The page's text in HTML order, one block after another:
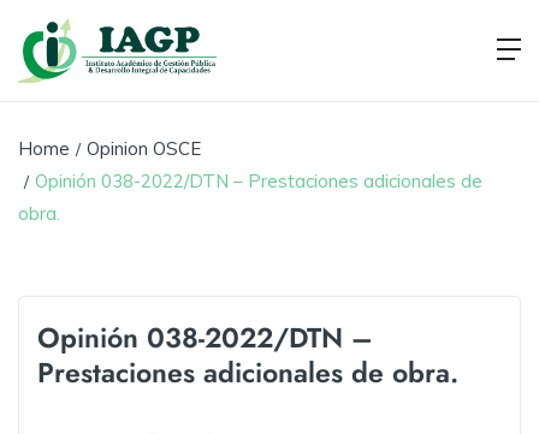
Home
Opinion OSCE
Opinión 038-2022/DTN – Prestaciones adicionales de
obra.
Opinión 038-2022/DTN –
Prestaciones adicionales de obra.